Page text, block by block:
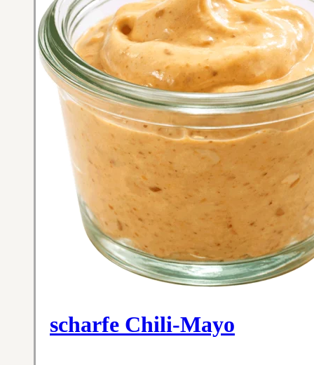
scharfe Chili-Mayo